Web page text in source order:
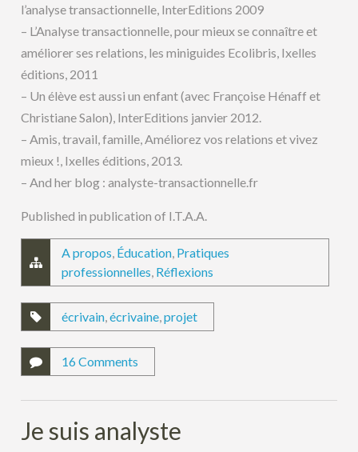
l’analyse transactionnelle, InterEditions 2009
– L’Analyse transactionnelle, pour mieux se connaître et
améliorer ses relations, les miniguides Ecolibris, Ixelles
éditions, 2011
– Un élève est aussi un enfant (avec Françoise Hénaff et
Christiane Salon), InterEditions janvier 2012.
– Amis, travail, famille, Améliorez vos relations et vivez
mieux !, Ixelles éditions, 2013.
– And her blog : analyste-transactionnelle.fr
Published in publication of I.T.A.A.
A propos, Éducation, Pratiques
professionnelles, Réflexions
écrivain,écrivaine,projet
16 Comments
Je suis analyste